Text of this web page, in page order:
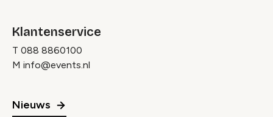
Klantenservice
T 088 8860100
M info@events.nl
Nieuws